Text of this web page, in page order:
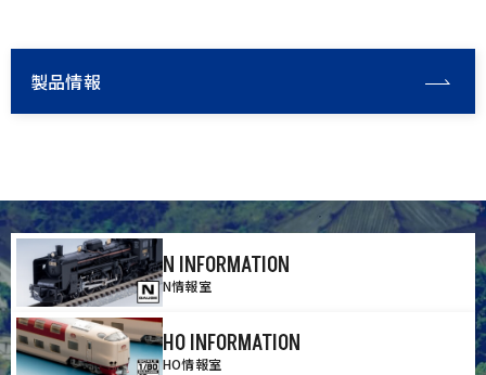
製品情報
N INFORMATION
N情報室
HO INFORMATION
HO情報室